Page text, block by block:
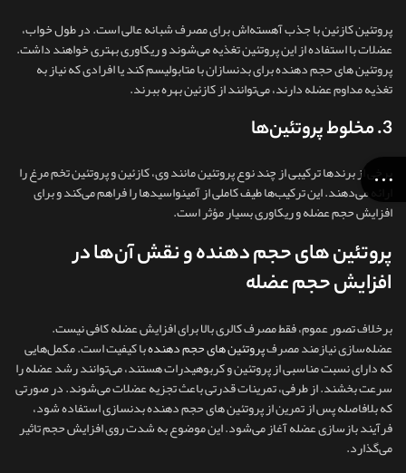
پروتئین کازئین با جذب آهسته‌اش برای مصرف شبانه عالی است. در طول خواب،
عضلات با استفاده از این پروتئین تغذیه می‌شوند و ریکاوری بهتری خواهند داشت.
پروتئین های حجم دهنده برای بدنسازان با متابولیسم کند یا افرادی که نیاز به
تغذیه مداوم عضله دارند، می‌توانند از کازئین بهره ببرند.
3. مخلوط پروتئین‌ها
برخی از برندها ترکیبی از چند نوع پروتئین مانند وی، کازئین و پروتئین تخم مرغ را
ارائه می‌دهند. این ترکیب‌ها طیف کاملی از آمینواسیدها را فراهم می‌کند و برای
افزایش حجم عضله و ریکاوری بسیار مؤثر است.
پروتئین های حجم دهنده و نقش آن‌ها در
افزایش حجم عضله
برخلاف تصور عموم، فقط مصرف کالری بالا برای افزایش عضله کافی نیست.
عضله‌سازی نیازمند مصرفپروتئین های حجم دهندهبا کیفیت است. مکمل‌هایی
که دارای نسبت مناسبی از پروتئین و کربوهیدرات هستند، می‌توانند رشد عضله را
سرعت بخشند. از طرفی، تمرینات قدرتی باعث تجزیه عضلات می‌شوند. در صورتی
که بلافاصله پس از تمرین از پروتئین های حجم دهنده بدنسازی استفاده شود،
فرآیند بازسازی عضله آغاز می‌شود. این موضوع به شدت روی افزایش حجم تاثیر
می‌گذارد.